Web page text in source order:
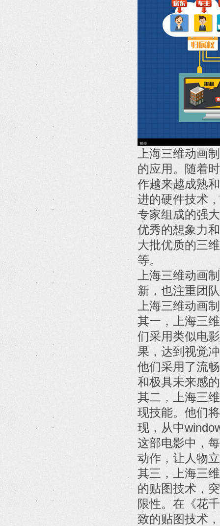
上海三维动画
的应用。随着
作越来越成熟
进的硬件技术
专家组成的强
优秀的想象力
大批优质的三
等。
上海三维动画
新，也注重团
上海三维动画
其一，上海三
们采用类似电
果，达到视觉
他们采用了流
和极具未来感
其二，上海三
现技能。他们
现，从中
这部电影中，
动作，让人物
其三，上海三
的贴图技术，
限性。在《花
致的贴图技术